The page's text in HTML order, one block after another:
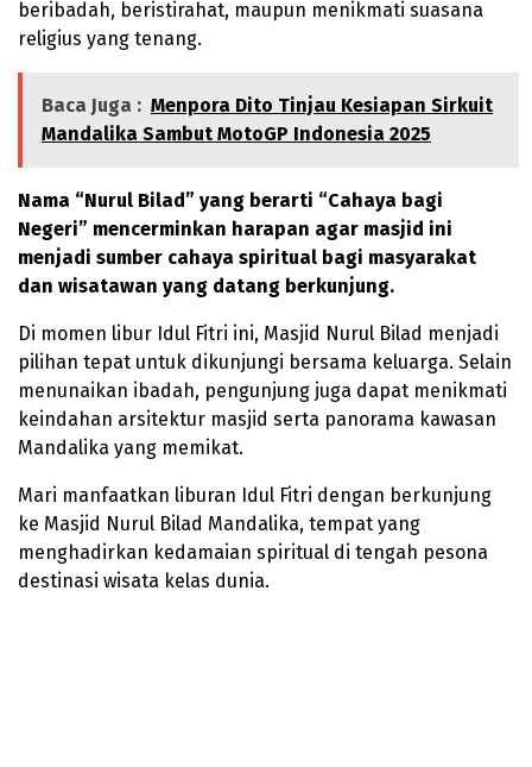
beribadah, beristirahat, maupun menikmati suasana
religius yang tenang.
Baca Juga : Menpora Dito Tinjau Kesiapan Sirkuit
Mandalika Sambut MotoGP Indonesia 2025
Nama “Nurul Bilad” yang berarti “Cahaya bagi
Negeri” mencerminkan harapan agar masjid ini
menjadi sumber cahaya spiritual bagi masyarakat
dan wisatawan yang datang berkunjung.
Di momen libur Idul Fitri ini, Masjid Nurul Bilad menjadi
pilihan tepat untuk dikunjungi bersama keluarga. Selain
menunaikan ibadah, pengunjung juga dapat menikmati
keindahan arsitektur masjid serta panorama kawasan
Mandalika yang memikat.
Mari manfaatkan liburan Idul Fitri dengan berkunjung
ke Masjid Nurul Bilad Mandalika, tempat yang
menghadirkan kedamaian spiritual di tengah pesona
destinasi wisata kelas dunia.